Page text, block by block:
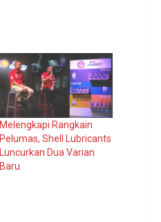
Melengkapi Rangkain
Pelumas, Shell Lubricants
Luncurkan Dua Varian
Baru